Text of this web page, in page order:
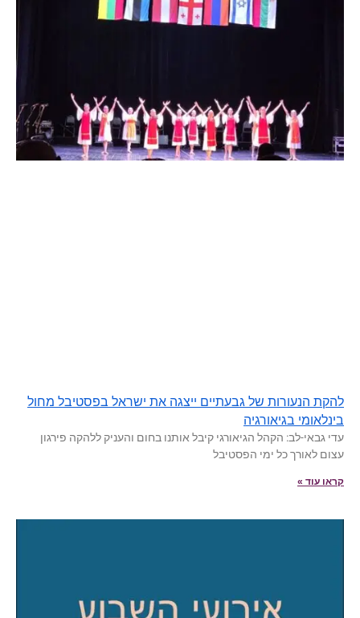
להקת הנעורות של גבעתיים ייצגה את ישראל בפסטיבל מחול
בינלאומי בגיאורגיה
עדי גבאי-לב: הקהל הגיאורגי קיבל אותנו בחום והעניק ללהקה פירגון
עצום לאורך כל ימי הפסטיבל
קראו עוד »